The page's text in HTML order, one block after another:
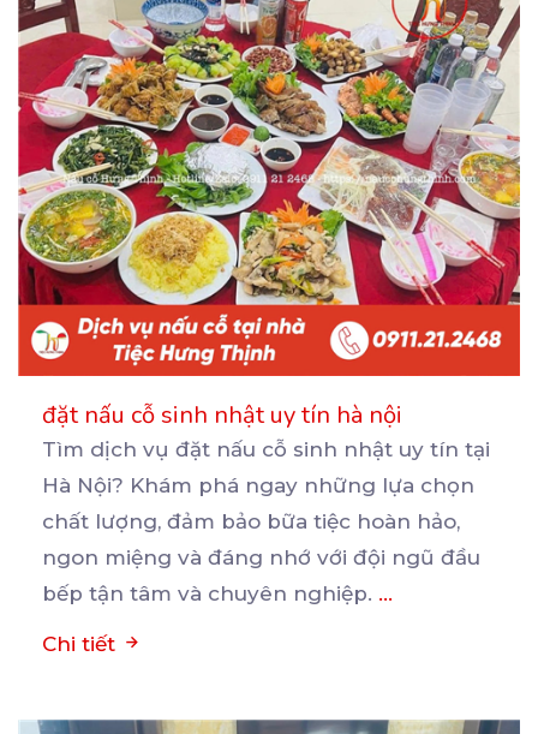
đặt nấu cỗ sinh nhật uy tín hà nội
Tìm dịch vụ đặt nấu cỗ sinh nhật uy tín tại
Hà Nội? Khám phá ngay những lựa chọn
chất lượng, đảm bảo bữa tiệc hoàn hảo,
ngon miệng và đáng nhớ với đội ngũ đầu
bếp tận tâm và chuyên nghiệp. ...
Chi tiết